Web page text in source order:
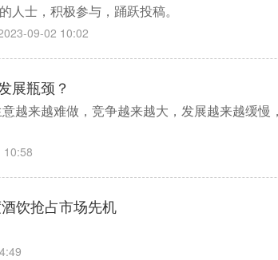
士，积极参与，踊跃投稿。
09-02 10:02
展瓶颈？
越来越难做，竞争越来越大，发展越来越缓慢
10:58
饮抢占市场先机